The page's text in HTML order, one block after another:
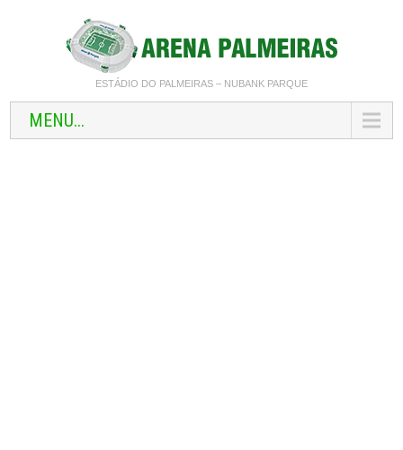
ESTÁDIO DO PALMEIRAS – NUBANK PARQUE
MENU...